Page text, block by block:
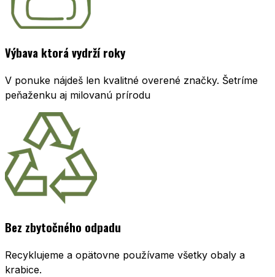
Výbava ktorá vydrží roky
V ponuke nájdeš len kvalitné overené značky. Šetríme
peňaženku aj milovanú prírodu
Bez zbytočného odpadu
Recyklujeme a opätovne používame všetky obaly a
krabice.